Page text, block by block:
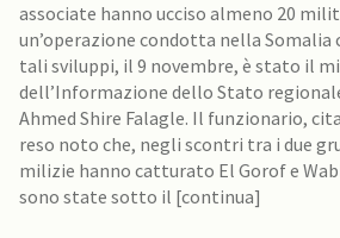
associate hanno ucciso almeno 20
un’operazione condotta nella Somalia centrale.
tali sviluppi, il 9 novembre, è stato il
dell’Informazione dello Stato
Ahmed Shire Falagle. Il funzionario,
reso noto che, negli scontri tra i due
milizie hanno catturato El Gorof e
sono state sotto il [continua]